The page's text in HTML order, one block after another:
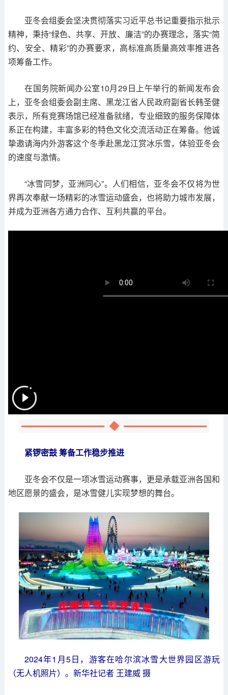
亚冬会组委会坚决贯彻落实习近平总书记重要指示批示
精神，秉持“绿色、共享、开放、廉洁”的办赛理念，落实“简
约、安全、精彩”的办赛要求，高标准高质量高效率推进各
项筹备工作。
在国务院新闻办公室10月29日上午举行的新闻发布会
上，亚冬会组委会副主席、黑龙江省人民政府副省长韩圣健
表示，所有竞赛场馆已经准备就绪，专业细致的服务保障体
系正在构建，丰富多彩的特色文化交流活动正在筹备。他诚
挚邀请海内外游客这个冬季赴黑龙江赏冰乐雪，体验亚冬会
的速度与激情。
“冰雪同梦，亚洲同心”。人们相信，亚冬会不仅将为世
界再次奉献一场精彩的冰雪运动盛会，也将助力城市发展，
并成为亚洲各方通力合作、互利共赢的平台。
紧锣密鼓 筹备工作稳步推进
亚冬会不仅是一项冰雪运动赛事，更是承载亚洲各国和
地区愿景的盛会，是冰雪健儿实现梦想的舞台。
2024年1月5日，游客在哈尔滨冰雪大世界园区游玩
（无人机照片）。新华社记者 王建威 摄